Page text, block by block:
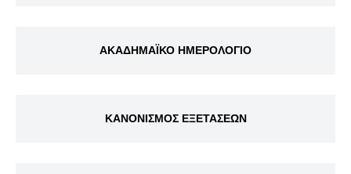
ΑΚΑΔΗΜΑΪΚΟ ΗΜΕΡΟΛΟΓΙΟ
ΚΑΝΟΝΙΣΜΟΣ ΕΞΕΤΑΣΕΩΝ